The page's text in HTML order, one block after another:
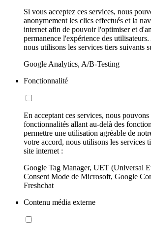
Si vous acceptez ces services, nous
anonymement les clics effectués et la
internet afin de pouvoir l'optimiser et
permanence l'expérience des
nous utilisons les services tiers suivants
Google Analytics, A/B-Testing
Fonctionnalité
En acceptant ces services, nous
fonctionnalités allant au-delà des
permettre une utilisation agréable de
votre accord, nous utilisons les services
site internet :
Google Tag Manager, UET (Universal
Consent Mode de Microsoft, Google
Freshchat
Contenu média externe